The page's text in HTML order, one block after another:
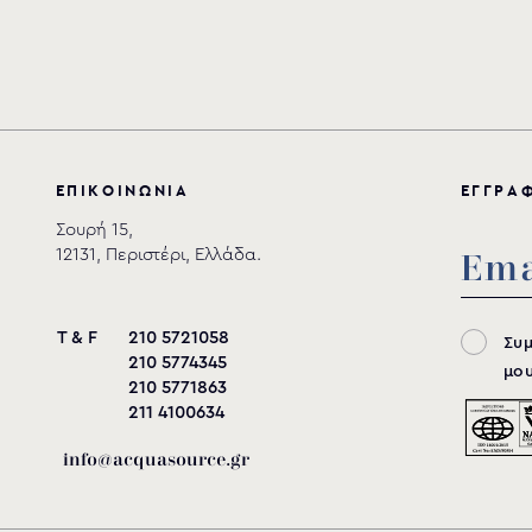
ΕΠ Ι ΚΟ Ι ΝΩ ΝΙ Α
Σουρή 15,
12131, Περιστέρι, Ελλάδα.
T & F
210 5721058
210 5774345
210 5771863
211 4100634
info@acquasource.gr
ΕΓ ΓΡΑ